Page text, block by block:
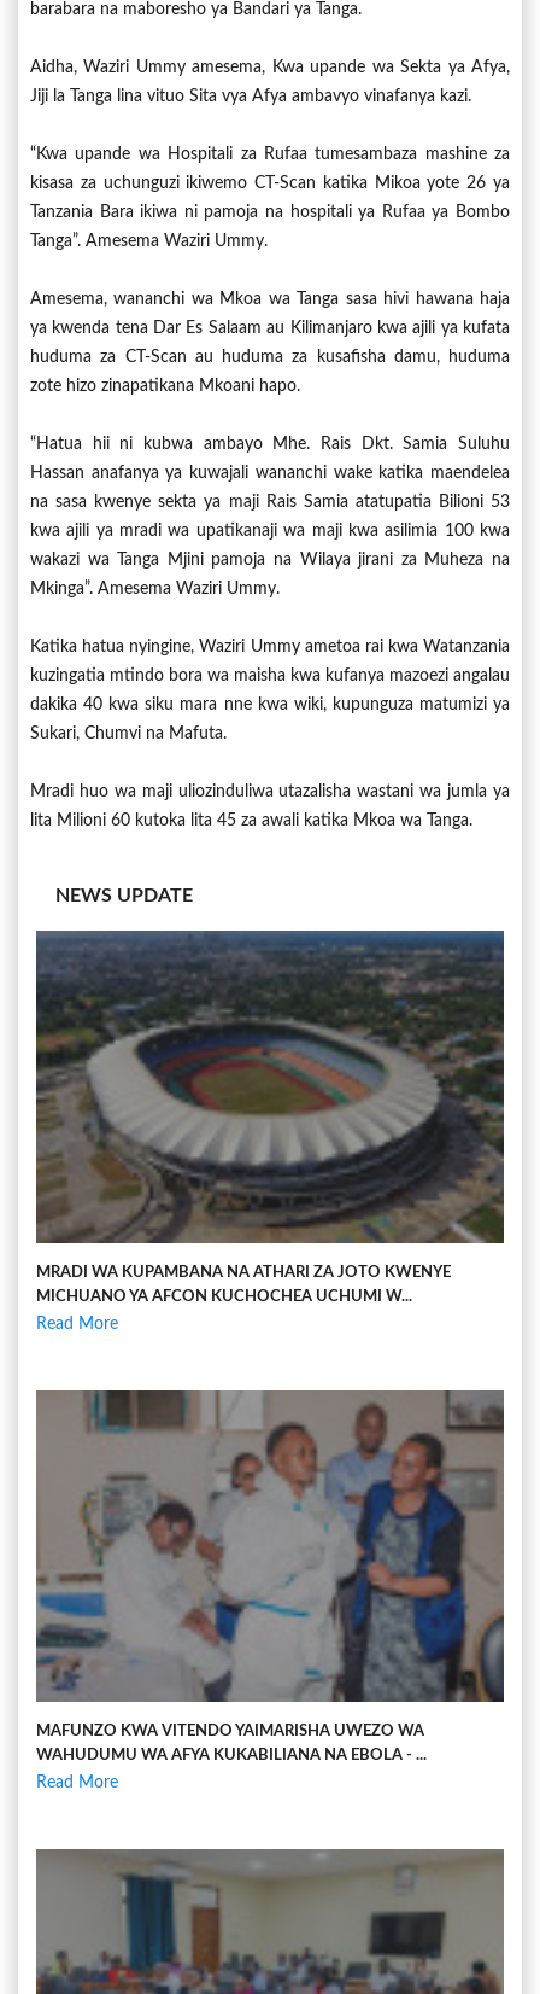
barabara na maboresho ya Bandari ya Tanga.
Aidha, Waziri Ummy amesema, Kwa upande wa Sekta ya Afya,
Jiji la Tanga lina vituo Sita vya Afya ambavyo vinafanya kazi.
“Kwa upande wa Hospitali za Rufaa tumesambaza mashine za
kisasa za uchunguzi ikiwemo CT-Scan katika Mikoa yote 26 ya
Tanzania Bara ikiwa ni pamoja na hospitali ya Rufaa ya Bombo
Tanga”. Amesema Waziri Ummy.
Amesema, wananchi wa Mkoa wa Tanga sasa hivi hawana haja
ya kwenda tena Dar Es Salaam au Kilimanjaro kwa ajili ya kufata
huduma za CT-Scan au huduma za kusafisha damu, huduma
zote hizo zinapatikana Mkoani hapo.
“Hatua hii ni kubwa ambayo Mhe. Rais Dkt. Samia Suluhu
Hassan anafanya ya kuwajali wananchi wake katika maendelea
na sasa kwenye sekta ya maji Rais Samia atatupatia Bilioni 53
kwa ajili ya mradi wa upatikanaji wa maji kwa asilimia 100 kwa
wakazi wa Tanga Mjini pamoja na Wilaya jirani za Muheza na
Mkinga”. Amesema Waziri Ummy.
Katika hatua nyingine, Waziri Ummy ametoa rai kwa Watanzania
kuzingatia mtindo bora wa maisha kwa kufanya mazoezi angalau
dakika 40 kwa siku mara nne kwa wiki, kupunguza matumizi ya
Sukari, Chumvi na Mafuta.
Mradi huo wa maji uliozinduliwa utazalisha wastani wa jumla ya
lita Milioni 60 kutoka lita 45 za awali katika Mkoa wa Tanga.
NEWS UPDATE
MRADI WA KUPAMBANA NA ATHARI ZA JOTO KWENYE
MICHUANO YA AFCON KUCHOCHEA UCHUMI W...
Read More
MAFUNZO KWA VITENDO YAIMARISHA UWEZO WA
WAHUDUMU WA AFYA KUKABILIANA NA EBOLA - ...
Read More